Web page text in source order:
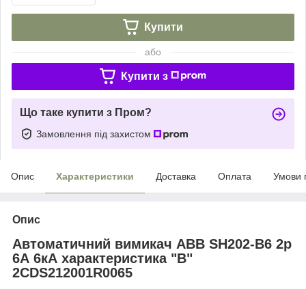
Купити
або
Купити з
Що таке купити з Пром?
Замовлення під захистом
Опис Характеристики Доставка Оплата Умови
Опис
Автоматичний вимикач ABB SH202-B6 2p
6А 6кА характеристика "B"
2CDS212001R0065